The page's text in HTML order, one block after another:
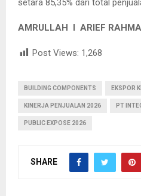
setara 85,35% dari total
AMRULLAH I ARIEF
Post Views: 1,268
BUILDING COMPONENTS EKSPOR
KINERJA PENJUALAN 2026 PT
PUBLIC EXPOSE 2026
SHARE